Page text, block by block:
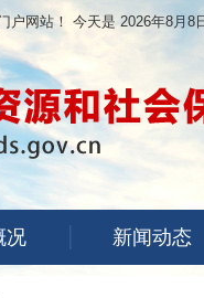
户网站！ 今天是 2026年8月8
况 新闻动态